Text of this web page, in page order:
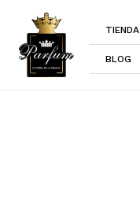
contenido
TIENDA
BLOG